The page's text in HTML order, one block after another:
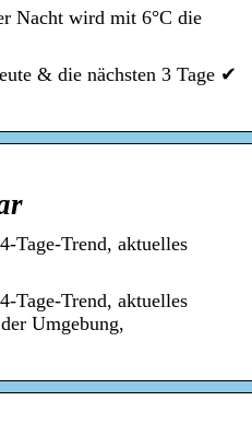
Nacht wird mit 6°C die
& die nächsten 3 Tage ✔
Tage-Trend, aktuelles
Tage-Trend, aktuelles
Umgebung,